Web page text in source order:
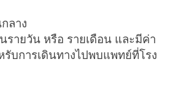
ลาง
รายวัน หรือ รายเดือน และมีค่า
รับการเดินทางไปพบแพทย์ที่โรง